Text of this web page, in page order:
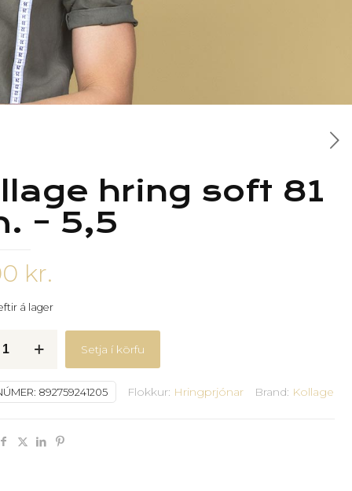
hring soft 81
– 5,5
kr.
á lager
Setja í körfu
892759241205 Flokkur: Hringprjónar Brand: Kollage